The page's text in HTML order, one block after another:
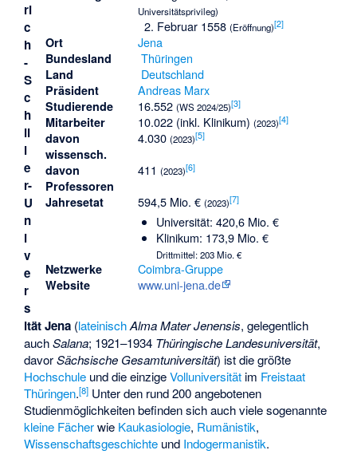
Universitätsprivileg)
2. Februar 1558 (Eröffnung)[2]
Ort Jena
Bundesland Thüringen
Land Deutschland
Präsident Andreas Marx
Studierende 16.552 (WS 2024/25)[3]
Mitarbeiter 10.022 (inkl. Klinikum) (2023)[4]
davon
wissensch.
4.030 (2023)[5]
davon
Professoren
411 (2023)[6]
Jahresetat 594,5 Mio. € (2023)[7]
Universität: 420,6 Mio. €
Klinikum: 173,9 Mio. €
Drittmittel: 203 Mio. €
Netzwerke Coimbra-Gruppe
Website www.uni-jena.de
ri
c
h
-
S
c
h
il
l
e
r-
U
n
i
v
e
r
s
ität Jena (lateinisch Alma Mater Jenensis, gelegentlich
auchSalana; 1921–1934 Thüringische Landesuniversität,
davorSächsische Gesamtuniversität) ist die größte
Hochschule und die einzigeVolluniversität im Freistaat
Thüringen.[8] Unter den rund 200 angebotenen
Studienmöglichkeiten befinden sich auch viele sogenannte
kleine Fächerwie Kaukasiologie, Rumänistik,
Wissenschaftsgeschichte und Indogermanistik.